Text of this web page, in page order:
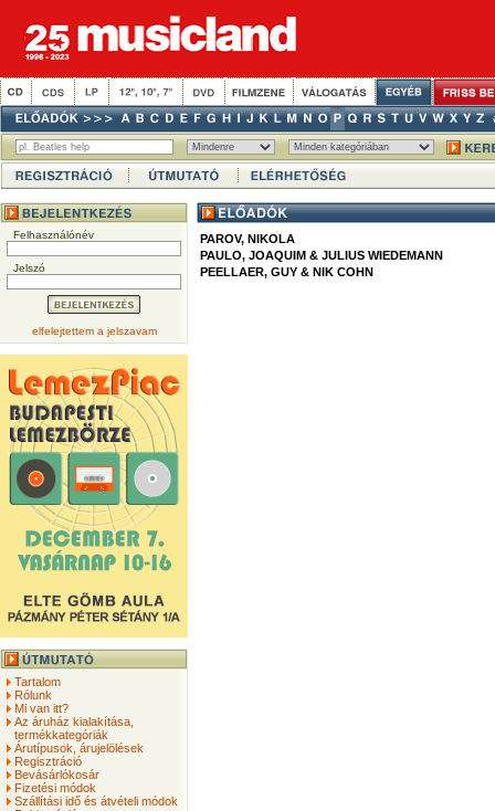
Felhasználónév
Jelszó
elfelejtettem a jelszavam
Tartalom
Rólunk
Mi van itt?
Az áruház kialakítása,
termékkategóriák
Árutípusok, árujelölések
Regisztráció
Bevásárlókosár
Fizetési módok
Szállítási idő és átvételi módok
PAROV, NIKOLA
PAULO, JOAQUIM & JULIUS WIEDEMANN
PEELLAER, GUY & NIK COHN